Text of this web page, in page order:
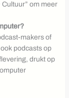
om meer
makers of
podcasts op
drukt op